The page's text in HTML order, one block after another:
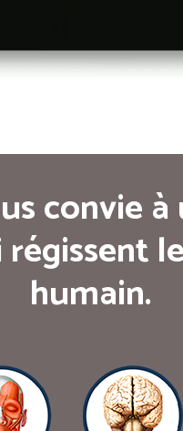
convie
régissent
humain.